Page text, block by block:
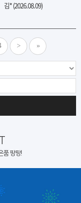
김* (2026.08.09)
> »
품 팡팡!